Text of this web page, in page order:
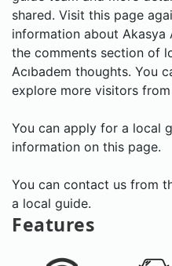
shared. Visit this page
information about Akasya
the comments section of
Acıbadem thoughts. You
explore more visitors
You can apply for a local
information on this page.
You can contact us from
a local guide.
Features